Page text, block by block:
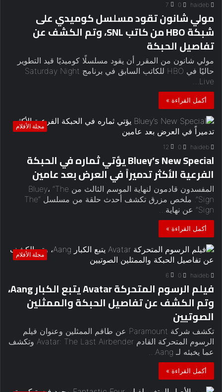
haideb
0
7
مولي شانون تقود مسلسل كوميدي على
شبكة HBO من كاتب SNL، وتم الكشف عن
تفاصيل الحبكة
مولي شانون من المقرر أن يقود مسلسلًا كوميديًا قيد التطوير
حاليًا في HBO للكاتب السابق في برنامج Saturday Night
Live…
أكمل القراءة »
مجلة الأفلام
haideb
0
12
Bluey’s New Special يؤتي ثماره في الحبكة
الفرعية الأكثر تدميراً في العرض بعد عامين
المفسدون قادمون لنهاية الموسم الثالث من Bluey، “The
Sign”. ملخص مزرق تكشف أحدث حلقة من مسلسل “The
Sign” عن نهاية…
أكمل القراءة »
مجلة الأفلام
haideb
0
6
فيلم الرسوم المتحركة Avatar يتبع الكبار Aang،
وتم الكشف عن تفاصيل الحبكة والممثلين
الصوتيين
تكشف شركة Paramount عن طاقم الممثلين وعنوان فيلم
الرسوم المتحركة القادم Avatar: The Last Airbender وتكشف
عما يخبئه لـ Aang…
أكمل القراءة »